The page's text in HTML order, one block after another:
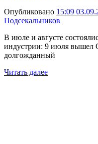
Опубликовано 15:09
Подсекальников
В июле и августе
индустрии: 9 июля вышел
долгожданный
Читать далее